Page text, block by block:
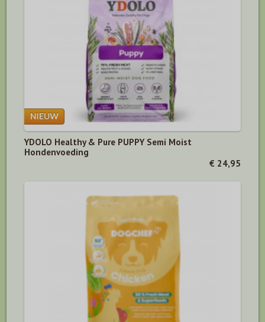
YDOLO Healthy & Pure PUPPY Semi Moist
Hondenvoeding
€ 24,95